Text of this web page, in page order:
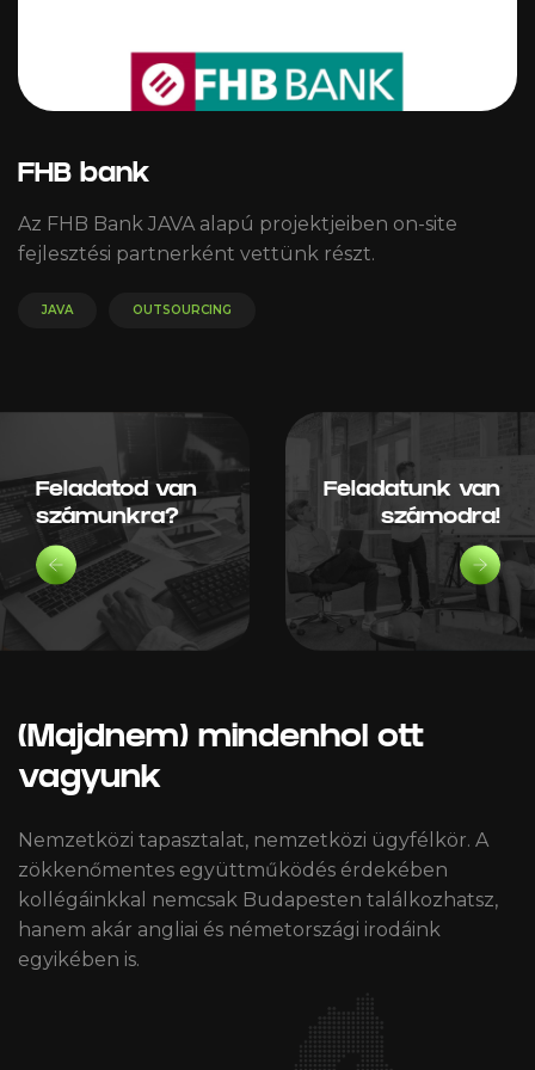
FHB bank
Az FHB Bank JAVA alapú projektjeiben on-site
fejlesztési partnerként vettünk részt.
JAVA OUTSOURCING
Feladatod van
számunkra?
Feladatunk van
számodra!
(Majdnem) mindenhol ott
vagyunk
Nemzetközi tapasztalat, nemzetközi ügyfélkör. A
zökkenőmentes együttműködés érdekében
kollégáinkkal nemcsak Budapesten találkozhatsz,
hanem akár angliai és németországi irodáink
egyikében is.